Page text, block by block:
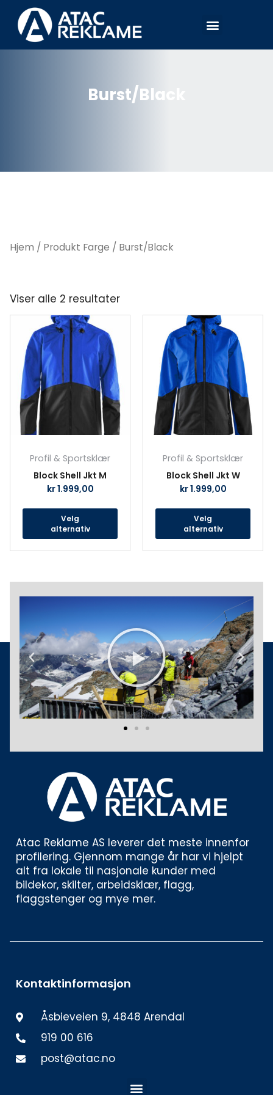
Hopp
rett
innholdet
Meny
Burst/Black
Hjem / Produkt Farge / Burst/Black
Viser alle 2 resultater
Profil & Sportsklær
Block Shell Jkt M
kr1.999,00
Velg
alternativ
produktet
flere
varianter.
Alternativene
kan
velges
på
Profil & Sportsklær
Block Shell Jkt W
kr1.999,00
Velg
alternativ
kan
på
Play
Previous Next
Atac Reklame AS leverer det meste innenfor
profilering. Gjennom mange år har vi hjelpt
alt fra lokale til nasjonale kunder med
bildekor, skilter, arbeidsklær, flagg,
flaggstenger og mye mer.
Kontaktinformasjon
Åsbieveien 9, 4848 Arendal
919 00 616
post@atac.no
Meny